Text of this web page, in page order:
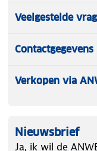
Veelgestelde
Contactgegevens
Verkopen via
Nieuwsbrief
Ja, ik wil de